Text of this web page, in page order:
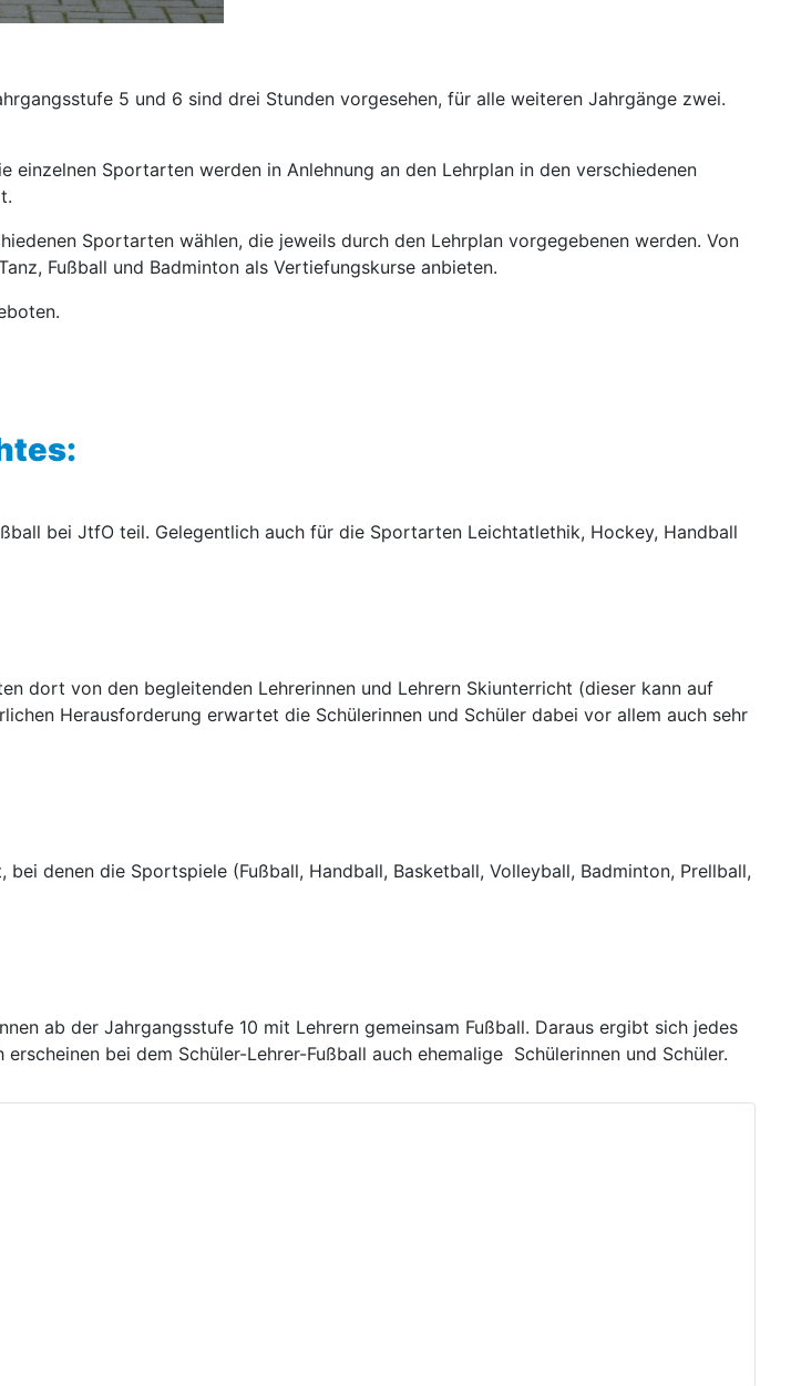
5 und 6 sind drei Stunden vorgesehen, für alle weiteren Jahrgänge zwei.
einzelnen Sportarten werden in Anlehnung an den Lehrplan in den verschiedenen
Sportarten wählen, die jeweils durch den Lehrplan vorgegebenen werden. Von
Fußball und Badminton als Vertiefungskurse anbieten.
bei JtfO teil. Gelegentlich auch für die Sportarten Leichtatlethik, Hockey, Handball
dort von den begleitenden Lehrerinnen und Lehrern Skiunterricht (dieser kann auf
Herausforderung erwartet die Schülerinnen und Schüler dabei vor allem auch sehr
denen die Sportspiele (Fußball, Handball, Basketball, Volleyball, Badminton, Prellball,
ab der Jahrgangsstufe 10 mit Lehrern gemeinsam Fußball. Daraus ergibt sich jedes
bei dem Schüler-Lehrer-Fußball auch ehemalige Schülerinnen und Schüler.